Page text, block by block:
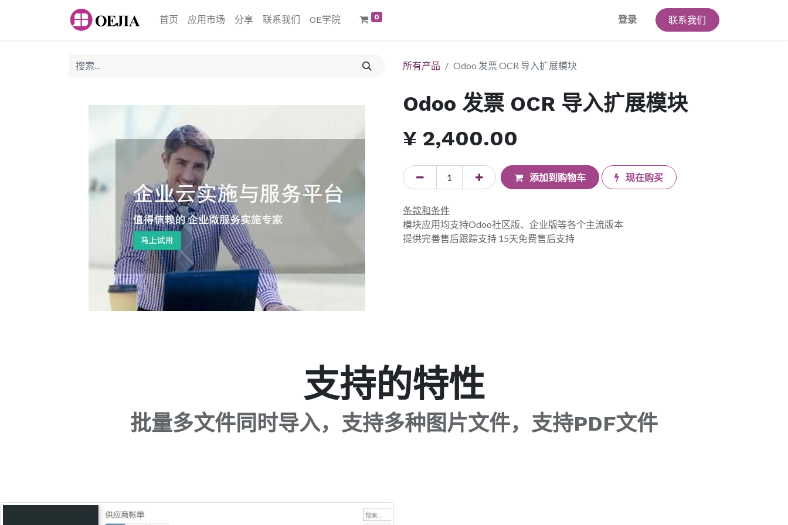
首页 应用市场 分享 联系我们 OE学院 0 登录 联系我们
所有产品 Odoo 发票 OCR 导入扩展模块
Odoo 发票 OCR 导入扩展模块
¥ 2,400.00
添加到购物车 现在购买
条款和条件
模块应用均支持Odoo社区版、企业版等各个主流版本
提供完善售后跟踪支持 15天免费售后支持
支持的特性
批量多文件同时导入，支持多种图片文件，支持PDF文件